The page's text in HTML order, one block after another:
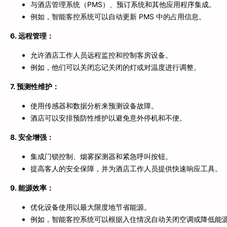
与酒店管理系统（PMS）、预订系统和其他应用程序集成。
例如，智能客控系统可以自动更新 PMS 中的占用信息。
6. 远程管理：
允许酒店工作人员远程监控和控制客房设备。
例如，他们可以关闭忘记关闭的灯或对温度进行调整。
7. 预测性维护：
使用传感器和数据分析来预测设备故障。
酒店可以安排预防性维护以避免意外停机和不便。
8. 安全增强：
集成门锁控制、烟雾探测器和紧急呼叫按钮。
提高客人的安全保障，并为酒店工作人员提供快速响应工具。
9. 能源效率：
优化设备使用以最大限度地节省能源。
例如，智能客控系统可以根据入住情况自动关闭空调或降低能